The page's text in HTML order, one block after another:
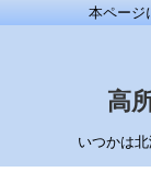
本ページ
高
いつかは